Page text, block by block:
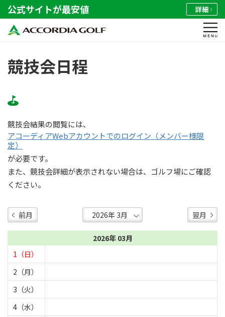
公式サイトが最安値 詳細
競技会日程
競技会結果の閲覧には、
アコーディアWebアカウントでのログイン（メンバー様限
定）
が必要です。
また、競技会詳細が表示されない場合は、ゴルフ場にご確認
ください。
前月 翌月
2026年 03月
1（日）
2（月）
3（火）
4（水）